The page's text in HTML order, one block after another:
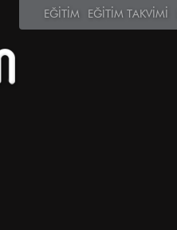
EĞİTİM EĞİTİM TAKVİMİ